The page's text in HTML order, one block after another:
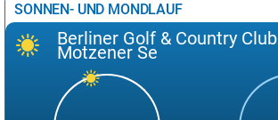
SONNEN- UND MONDLAUF
Berliner Golf & Country Club
Motzener Se